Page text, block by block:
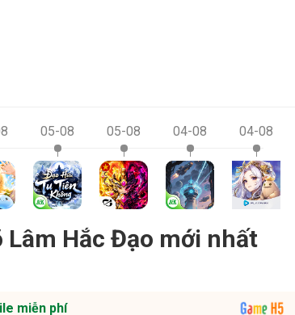
05-08 05-08 04-08 04-08
Hắc Đạo mới nhất
miễn phí